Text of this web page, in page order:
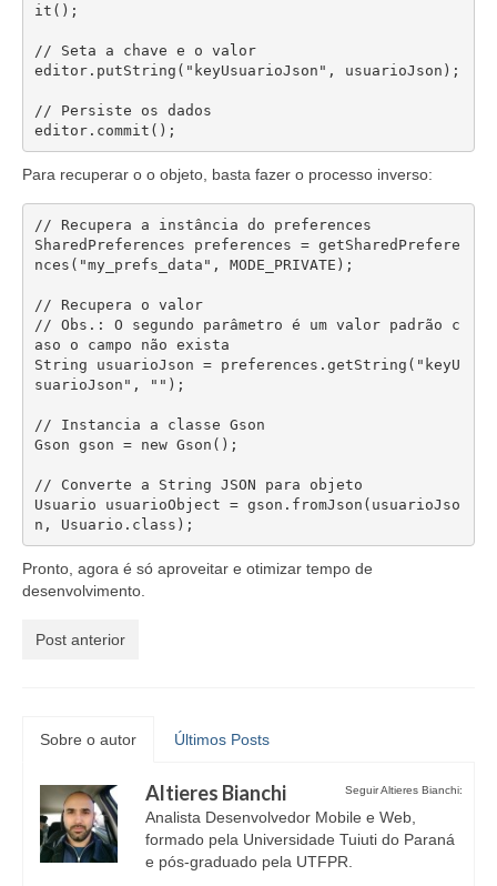
it();
// Seta a chave e o valor
editor.putString("keyUsuarioJson", usuarioJson);
// Persiste os dados
editor.commit();
Para recuperar o o objeto, basta fazer o processo inverso:
// Recupera a instância do preferences
SharedPreferences preferences = getSharedPrefere
nces("my_prefs_data", MODE_PRIVATE);
// Recupera o valor
// Obs.: O segundo parâmetro é um valor padrão c
aso o campo não exista
String usuarioJson = preferences.getString("keyU
suarioJson", "");
// Instancia a classe Gson
Gson gson = new Gson();
// Converte a String JSON para objeto
Usuario usuarioObject = gson.fromJson(usuarioJso
Pronto, agora é só aproveitar e otimizar tempo de
desenvolvimento.
Post anterior
Sobre o autor Últimos Posts
Seguir Altieres Bianchi:
Altieres Bianchi
Analista Desenvolvedor Mobile e Web,
formado pela Universidade Tuiuti do Paraná
e pós-graduado pela UTFPR.